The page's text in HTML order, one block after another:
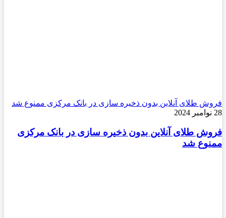
فروش طلای آنلاین بدون ذخیره سازی در بانک مرکزی ممنوع شد
28 نوامبر 2024
فروش طلای آنلاین بدون ذخیره سازی در بانک مرکزی
ممنوع شد